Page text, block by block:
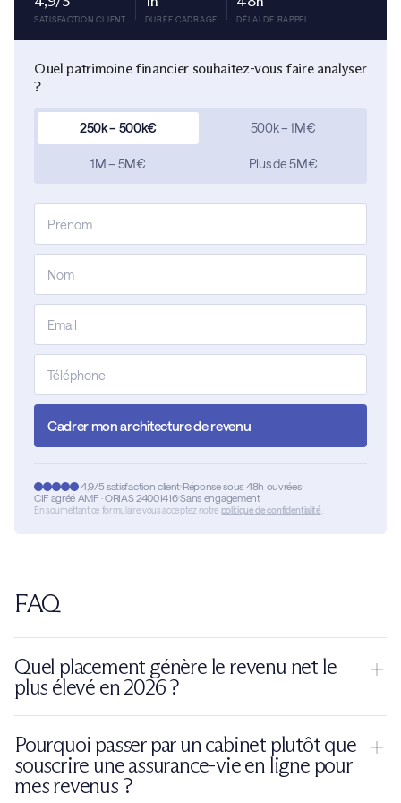
SATISFACTION CLIENT DURÉE CADRAGE DÉLAI DE RAPPEL
Quel patrimoine financier souhaitez-vous faire analyser
?
250k – 500k€ 500k – 1M€
1M – 5M€ Plus de 5M€
Cadrer mon architecture de revenu
4,9/5 satisfaction client Réponse sous 48h ouvrées
CIF agréé AMF · ORIAS 24001416 Sans engagement
En soumettant ce formulaire vous acceptez notre politique de confidentialité
FAQ
Quel placement génère le revenu net le
plus élevé en 2026 ?
dépend de l'enveloppe et de la mécanique de distribution. À
rendement brut égal, desrachats programmés en
Pourquoi passer par un cabinet plutôt que
souscrire une assurance-vie en ligne pour
mes revenus ?